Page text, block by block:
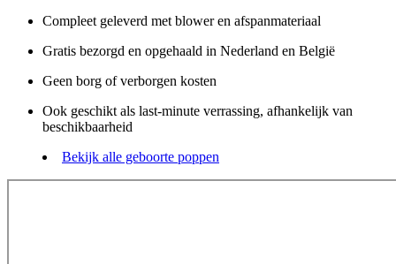
Compleet geleverd met blower en afspanmateriaal
Gratis bezorgd en opgehaald in Nederland en België
Geen borg of verborgen kosten
Ook geschikt als last-minute verrassing, afhankelijk van
beschikbaarheid
Bekijk alle geboorte poppen